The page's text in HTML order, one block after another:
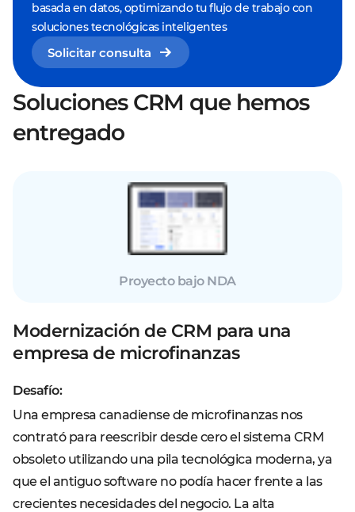
basada en datos, optimizando tu flujo de trabajo con
soluciones tecnológicas inteligentes
Solicitar consulta
Soluciones CRM que hemos
entregado
Proyecto bajo NDA
Modernización de CRM para una
empresa de microfinanzas
Desafío:
Una empresa canadiense de microfinanzas nos
contrató para reescribir desde cero el sistema CRM
obsoleto utilizando una pila tecnológica moderna, ya
que el antiguo software no podía hacer frente a las
crecientes necesidades del negocio. La alta